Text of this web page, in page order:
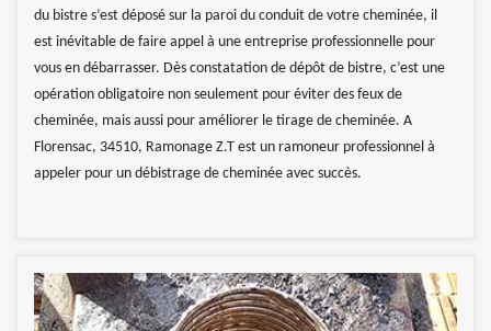
du bistre s’est déposé sur la paroi du conduit de votre cheminée, il
est inévitable de faire appel à une entreprise professionnelle pour
vous en débarrasser. Dès constatation de dépôt de bistre, c’est une
opération obligatoire non seulement pour éviter des feux de
cheminée, mais aussi pour améliorer le tirage de cheminée. A
Florensac, 34510, Ramonage Z.T est un ramoneur professionnel à
appeler pour un débistrage de cheminée avec succès.